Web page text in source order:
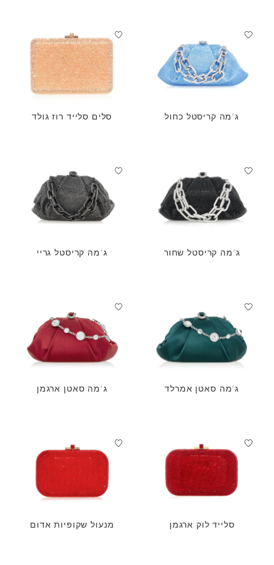
ג'מה קריסטל כחול סלים סלייד רוז גולד
ג'מה קריסטל שחור ג'מה קריסטל גריי
ג'מה סאטן אמרלד ג'מה סאטן ארגמן
סלייד לוק ארגמן מנעול שקופיות אדום